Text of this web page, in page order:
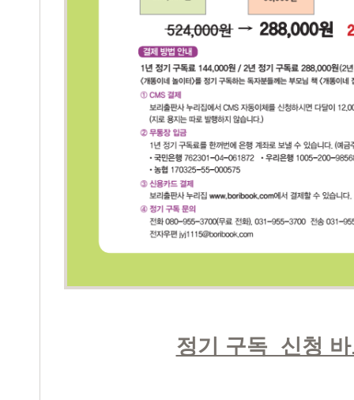
정기 구독 신청